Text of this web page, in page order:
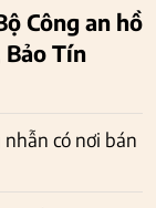
Công an hồ
Bảo Tín
có nơi bán